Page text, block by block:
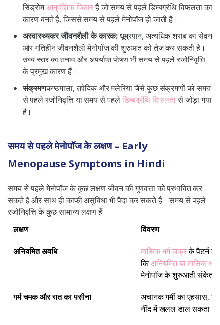
सिंड्रोमआनुवंशिक विकारहैं जो समय से पहले डिम्बग्रंथि विफलता का
कारण बनते हैं, जिससे समय से पहले मेनोपॉज हो जाती है।
अस्वास्थ्यकर जीवनशैली के कारक:धूम्रपान, अत्यधिक शराब का सेवन
और गतिहीन जीवनशैली मेनोपॉज की शुरुआत को तेज कर सकती है।
उच्च स्तर का तनाव और अपर्याप्त पोषण भी समय से पहले रजोनिवृत्ति
के प्रमुख कारण हैं।
संक्रमणकण्ठमाला, तपेदिक और मलेरिया जैसे कुछ संक्रमणों को समय
से पहले रजोनिवृत्ति या समय से पहलेडिम्बग्रंथि विफलतासे जोड़ा गया
है।
समय से पहले मेनोपॉज के लक्षण – Early
Menopause Symptoms in Hindi
समय से पहले मेनोपॉज के कुछ लक्षण जीवन की गुणवत्ता को प्रभावित कर
सकते हैं और साथ ही काफी असुविधा भी पैदा कर सकते हैं। समय से पहले
रजोनिवृत्ति के कुछ सामान्य लक्षण हैं:
लक्षण
विवरण
अनियमित अवधि मासिक धर्म चक्रके पैटर्न में
किअनियमित या मासिक
मेनोपॉज के शुरुआती संकेतों
गर्म चमक और रात का पसीना
अचानक गर्मी का एहसास,
नींद में खलल डाल सकता